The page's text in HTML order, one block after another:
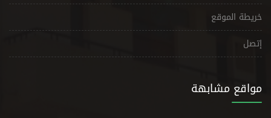
خريطة الموقع
إتصل
مواقع مشابهة